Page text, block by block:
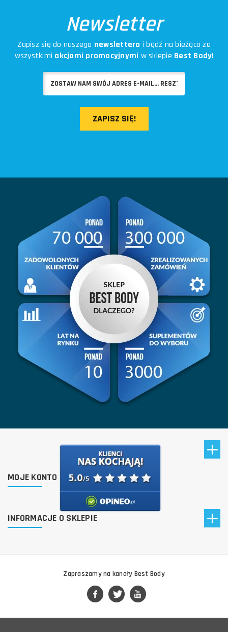
Newsletter
Zapisz się do naszego newslettera i bądź na bieżąco ze
wszystkimi akcjami promocyjnymi w sklepie Best Body!
ZAPISZ SIĘ!
MOJE KONTO
INFORMACJE O SKLEPIE
Zapraszamy na kanały Best Body